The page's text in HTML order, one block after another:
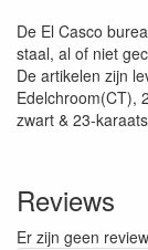
De El Casco
staal, al of niet
De artikelen zijn
Edelchroom(CT),
zwart & 23-
Reviews
Er zijn geen